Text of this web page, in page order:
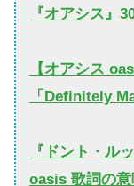
『オアシス』
【オアシス
「Definitely
『ドント・ル
oasis 歌詞の